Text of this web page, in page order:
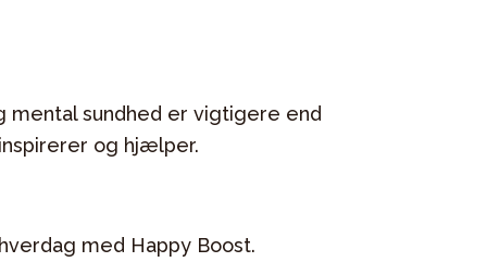
mental sundhed er vigtigere end
og hjælper.
med Happy Boost.